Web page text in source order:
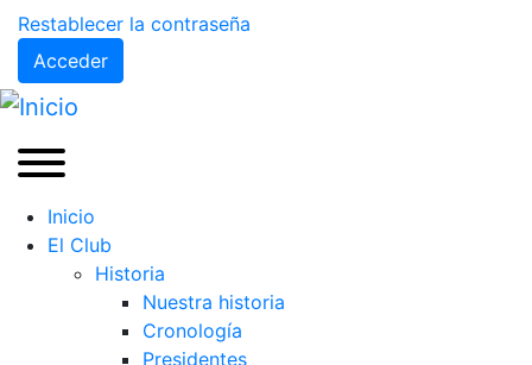
Restablecer la contraseña
Acceder
Inicio
El Club
Historia
Nuestra historia
Cronología
Presidentes